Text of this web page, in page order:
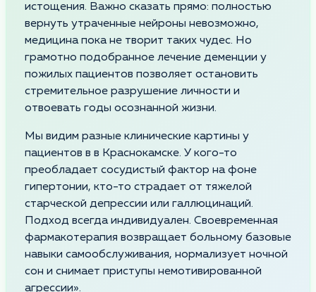
истощения. Важно сказать прямо: полностью
вернуть утраченные нейроны невозможно,
медицина пока не творит таких чудес. Но
грамотно подобранное лечение деменции у
пожилых пациентов позволяет остановить
стремительное разрушение личности и
отвоевать годы осознанной жизни.
Мы видим разные клинические картины у
пациентов в в Краснокамске. У кого-то
преобладает сосудистый фактор на фоне
гипертонии, кто-то страдает от тяжелой
старческой депрессии или галлюцинаций.
Подход всегда индивидуален. Своевременная
фармакотерапия возвращает больному базовые
навыки самообслуживания, нормализует ночной
сон и снимает приступы немотивированной
агрессии».